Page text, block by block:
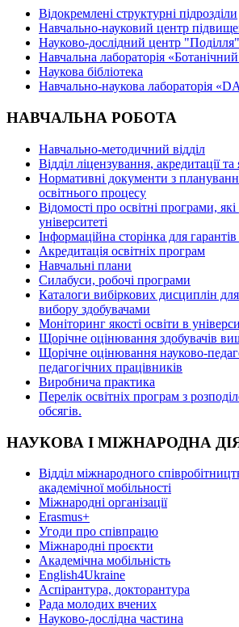
Відокремлені структурні підрозділи
Навчально-науковий центр
Науково-дослідний центр "Поділля"
Навчальна лабораторія
Наукова бібліотека
Навчально-наукова лабораторія
НАВЧАЛЬНА РОБОТА
Навчально-методичний відділ
Відділ ліцензування, акредитації та
Нормативні документи з планування
освітнього процесу
Відомості про освітні програми, які
університеті
Інформаційна сторінка для
Акредитація освітніх програм
Навчальні плани
Силабуси, робочі програми
Каталоги вибіркових дисциплін
вибору здобувачами
Моніторинг якості освіти в
Щорічне оцінювання здобувачів
Щорічне оцінювання науково-
педагогічних працівників
Виробнича практика
Перелік освітніх програм з
oбсягів.
НАУКОВА І МІЖНАРОДНА
Відділ міжнародного
академічної мобільності
Міжнародні організації
Erasmus+
Угоди про співпрацю
Міжнародні проєкти
Академічна мобільність
English4Ukraine
Аспірантура, докторантура
Рада молодих вчених
Науково-дослідна частина